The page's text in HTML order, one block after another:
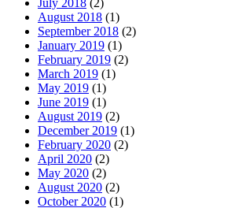
July 2018 (2)
August 2018 (1)
September 2018 (2)
January 2019 (1)
February 2019 (2)
March 2019 (1)
May 2019 (1)
June 2019 (1)
August 2019 (2)
December 2019 (1)
February 2020 (2)
April 2020 (2)
May 2020 (2)
August 2020 (2)
October 2020 (1)